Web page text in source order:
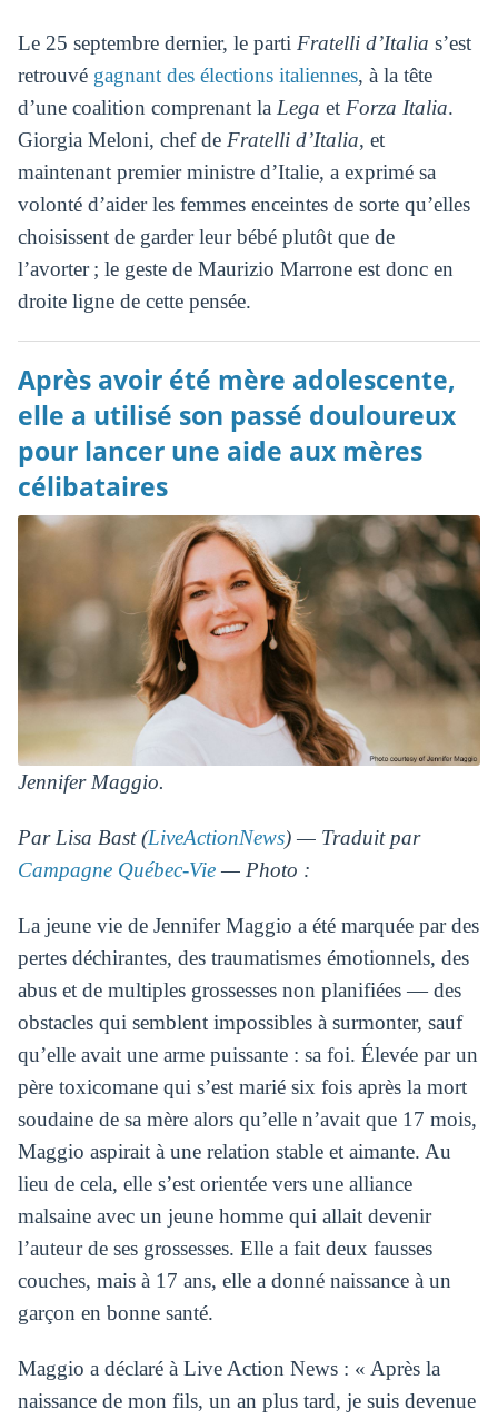
Le 25 septembre dernier, le parti Fratelli d’Italia s’est
retrouvé gagnant des élections italiennes, à la tête
d’une coalition comprenant la Lega et Forza Italia.
Giorgia Meloni, chef de Fratelli d’Italia, et
maintenant premier ministre d’Italie, a exprimé sa
volonté d’aider les femmes enceintes de sorte qu’elles
choisissent de garder leur bébé plutôt que de
l’avorter ; le geste de Maurizio Marrone est donc en
droite ligne de cette pensée.
Après avoir été mère adolescente,
elle a utilisé son passé douloureux
pour lancer une aide aux mères
célibataires
Jennifer Maggio.
Par Lisa Bast (LiveActionNews) — Traduit par
Campagne Québec-Vie— Photo :
La jeune vie de Jennifer Maggio a été marquée par des
pertes déchirantes, des traumatismes émotionnels, des
abus et de multiples grossesses non planifiées — des
obstacles qui semblent impossibles à surmonter, sauf
qu’elle avait une arme puissante : sa foi. Élevée par un
père toxicomane qui s’est marié six fois après la mort
soudaine de sa mère alors qu’elle n’avait que 17 mois,
Maggio aspirait à une relation stable et aimante. Au
lieu de cela, elle s’est orientée vers une alliance
malsaine avec un jeune homme qui allait devenir
l’auteur de ses grossesses. Elle a fait deux fausses
couches, mais à 17 ans, elle a donné naissance à un
garçon en bonne santé.
Maggio a déclaré à Live Action News : « Après la
naissance de mon fils, un an plus tard, je suis devenue